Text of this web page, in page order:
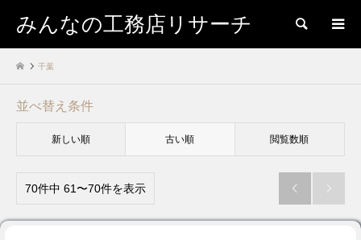
みんなの工務店リサーチ 検索
千葉
並べ替え条件
新しい順 古い順 閲覧数順
70件中 61〜70件を表示  